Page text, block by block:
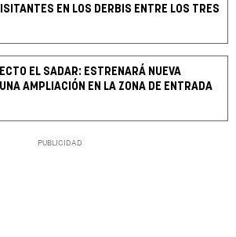
EN LOS DERBIS ENTRE LOS TRES
EL SADAR: ESTRENARÁ NUEVA
AMPLIACIÓN EN LA ZONA DE ENTRADA